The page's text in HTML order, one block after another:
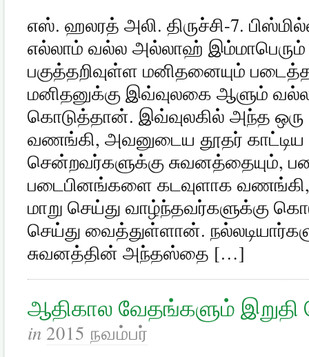
எஸ். ஹலரத் அலி. திருச்சி-7.
எல்லாம் வல்ல அல்லாஹ் இம்மாபெரும்
பகுத்தறிவுள்ள மனிதனையும்
மனிதனுக்கு இவ்வுலகை ஆளும்
கொடுத்தான். இவ்வுலகில் அந்த
வணங்கி, அவனுடைய தூதர் காட்டிய
சென்றவர்களுக்கு சுவனத்தையும்,
படைபினங்களை கடவுளாக
மாறு செய்து வாழ்ந்தவர்களுக்கு
செய்து வைத்துள்ளான்.
சுவனத்தின் அந்தஸ்தை […]
ஆதிகால வேதங்களும் இறுதி
in 2015 நவம்பர்